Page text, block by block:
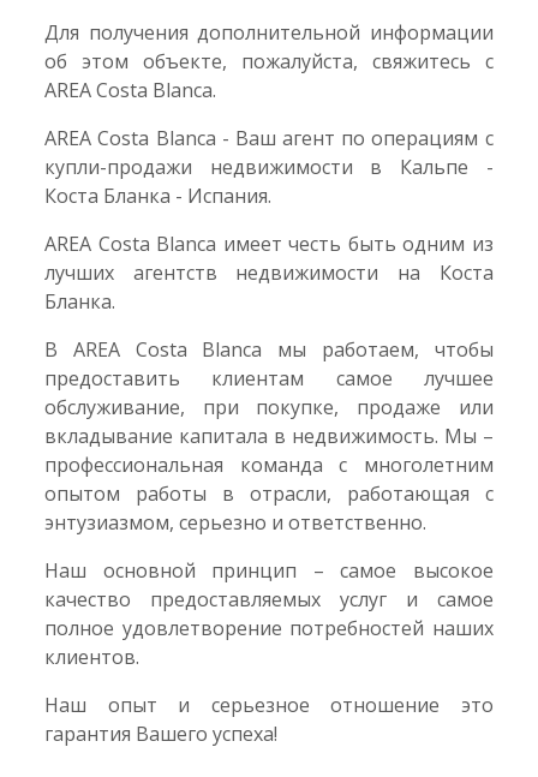
Для получения дополнительной информации
об этом объекте, пожалуйста, свяжитесь с
AREA Costa Blanca.
AREA Costa Blanca - Ваш агент по операциям с
купли-продажи недвижимости в Кальпе -
Коста Бланка - Испания.
AREA Costa Blanca имеет честь быть одним из
лучших агентств недвижимости на Коста
Бланка.
В AREA Costa Blanca мы работаем, чтобы
предоставить клиентам самое лучшее
обслуживание, при покупке, продаже или
вкладывание капитала в недвижимость. Мы –
профессиональная команда с многолетним
опытом работы в отрасли, работающая с
энтузиазмом, серьезно и ответственно.
Наш основной принцип – самое высокое
качество предоставляемых услуг и самое
полное удовлетворение потребностей наших
клиентов.
Наш опыт и серьезное отношение это
гарантия Вашего успеха!